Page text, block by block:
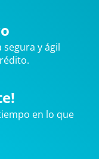
segura y ágil
en lo que